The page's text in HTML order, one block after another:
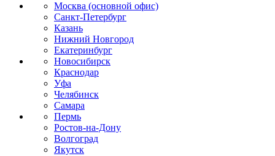
Москва (основной офис)
Санкт-Петербург
Казань
Нижний Новгород
Екатеринбург
Новосибирск
Краснодар
Уфа
Челябинск
Самара
Пермь
Ростов-на-Дону
Волгоград
Якутск